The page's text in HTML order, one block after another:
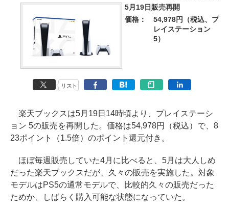
5月19日販売再開
価格：
54,978円（税込、プ
レイステーション
5）
リスト
楽天ブックスは5月19日14時頃より、プレイステーシ
ョン 5の販売を再開した。価格は54,978円（税込）で、8
23ポイント（1.5倍）のポイント還元付き。
ほぼ毎週販売していた4月に比べると、5月は大人しめ
だった楽天ブックスだが、久々の販売を実施した。対象
モデルはPS5の通常モデルで、比較的久々の販売だった
ためか、しばらく購入可能な状態になっていた。